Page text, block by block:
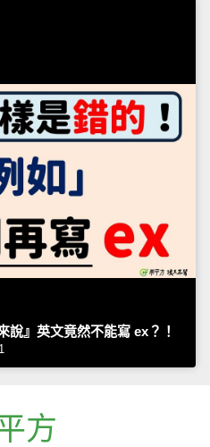
說』英文竟然不能寫 ex？！
方